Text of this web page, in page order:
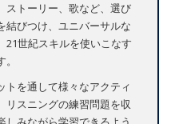
ストーリー、歌など、選び
結びつけ、ユニバーサルな
21世紀スキルを使いこなす
トを通して様々なアクティ
リスニングの練習問題を収